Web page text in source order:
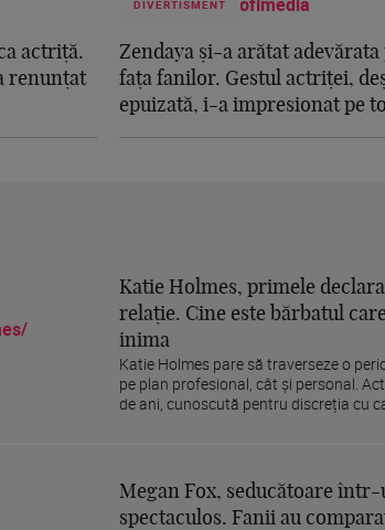
actriță.
renunțat
DIVERTISMENT
Zendaya și-a arătat
fața fanilor. Gestul actriței,
epuizată, i-a impresionat pe
Katie Holmes, primele
relație. Cine este bărbatul
inima
Katie Holmes pare să traverseze o
pe plan profesional, cât și personal.
de ani, cunoscută pentru discreția cu
Megan Fox, seducătoare
spectaculos. Fanii au